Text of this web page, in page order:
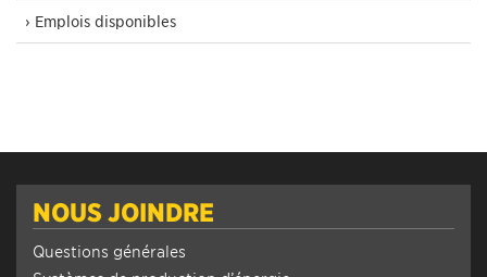
› Emplois disponibles
NOUS JOINDRE
Questions générales